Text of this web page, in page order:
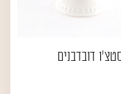
דובדבנים